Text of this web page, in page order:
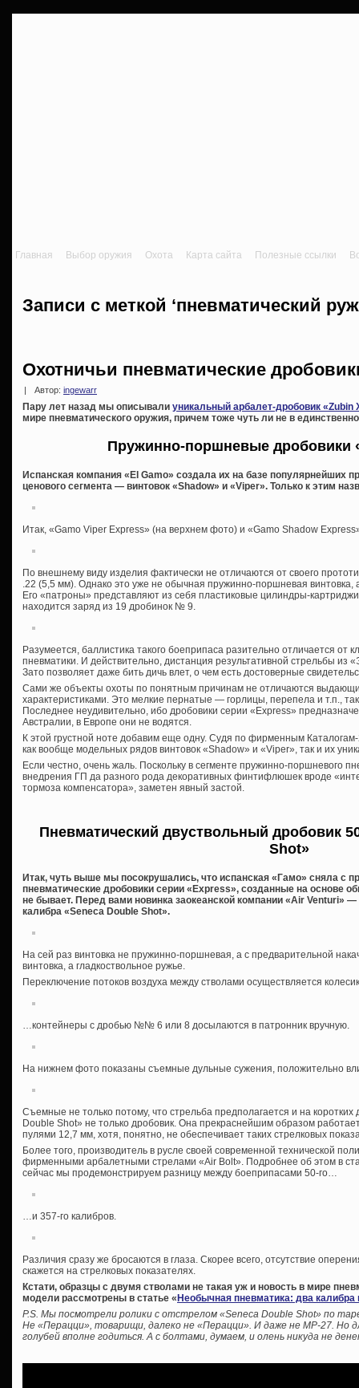
Главная Выбор оружия Охота Карта сайта Полезные ссылки
Записи с меткой ‘пневматический
Охотничьи пневматические
Автор: ingewarr
Пару лет назад мы описывали уникальный арбалет-дробовик «Zubin
мире пневматического оружия, причем тоже чуть ли не в
Пружинно-поршневые дробовики
Испанская компания «El Gamo» создала их на базе популярнейших
ценового сегмента — винтовок «Shadow» и «Viper». Только к этим
Итак, «Gamo Viper Express» (на верхнем фото) и «Gamo Shadow
По внешнему виду изделия фактически не отличаются от своего
.22 (5,5 мм). Однако это уже не обычная пружинно-поршневая винтовка,
Его «патроны» представляют из себя пластиковые цилиндры-
находится заряд из 19 дробинок № 9.
Разумеется, баллистика такого боеприпаса разительно отличается от
пневматики. И действительно, дистанция результативной стрельбы из
Зато позволяет даже бить дичь влет, о чем есть достоверные
Сами же объекты охоты по понятным причинам не отличаются
характеристиками. Это мелкие пернатые — горлицы, перепела и т.п.,
Последнее неудивительно, ибо дробовики серии «Express»
Австралии, в Европе они не водятся.
К этой грустной ноте добавим еще одну. Судя по фирменным
как вообще модельных рядов винтовок «Shadow» и «Viper», так и их
Если честно, очень жаль. Поскольку в сегменте пружинно-поршневого
внедрения ГП да разного рода декоративных финтифлюшек вроде
тормоза компенсатора», заметен явный застой.
Пневматический двуствольный дробовик
Shot»
Итак, чуть выше мы посокрушались, что испанская «Гамо» сняла с
пневматические дробовики серии «Express», созданные на основе
не бывает. Перед вами новинка заокеанской компании «Air Venturi»
калибра «Seneca Double Shot».
На сей раз винтовка не пружинно-поршневая, а с предварительной
винтовка, а гладкоствольное ружье.
Переключение потоков воздуха между стволами осуществляется
…контейнеры с дробью №№ 6 или 8 досылаются в патронник вручную.
На нижнем фото показаны съемные дульные сужения, положительно
Съемные не только потому, что стрельба предполагается и на
Double Shot» не только дробовик. Она прекраснейшим образом
пулями 12,7 мм, хотя, понятно, не обеспечивает таких стрелковых
Более того, производитель в русле своей современной технической
фирменными арбалетными стрелами «Air Bolt». Подробнее об этом в
сейчас мы продемонстрируем разницу между боеприпасами 50-го…
…и 357-го калибров.
Различия сразу же бросаются в глаза. Скорее всего, отсутствие
скажется на стрелковых показателях.
Кстати, образцы с двумя стволами не такая уж и новость в мире
модели рассмотрены в статье « Необычная пневматика: два калибра
P.S. Мы посмотрели ролики с отстрелом «Seneca Double Shot» по
Не «Перацци», товарищи, далеко не «Перацци». И даже не МР-27. Но
голубей вполне годиться. А с болтами, думаем, и олень никуда не